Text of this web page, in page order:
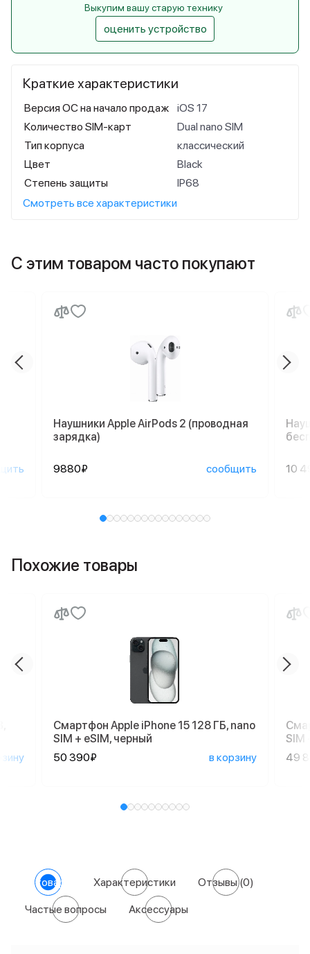
Краткие характеристики
Версия ОС на начало продаж
iOS 17
Количество SIM-карт
Dual nano SIM
Тип корпуса
классический
Цвет
Black
Степень защиты
IP68
Смотреть все характеристики
Выкупим вашу старую технику
оценить устройство
С этим товаром часто покупают
Наушники Apple AirPods 2 (проводная
зарядка)
9880₽ сообщить 10
Похожие товары
Смартфон Apple iPhone 15 128 ГБ, nano
SIM + eSIM, черный
50 390₽
в корзину
SIM
49
О товаре Характеристики Отзывы(0)
Частые вопросы Аксессуары